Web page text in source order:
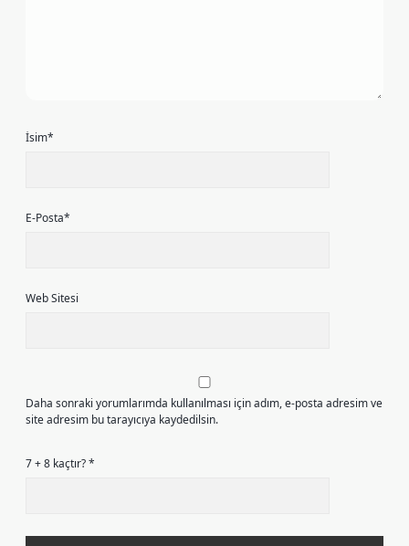
İsim*
E-Posta*
Web Sitesi
Daha sonraki yorumlarımda kullanılması için adım, e-posta adresim ve
site adresim bu tarayıcıya kaydedilsin.
7 + 8 kaçtır?*